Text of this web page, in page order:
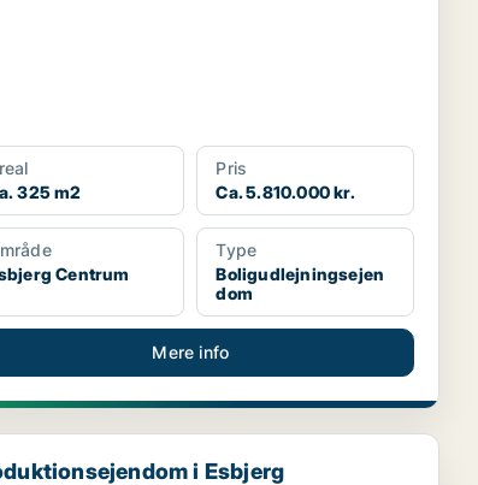
325 m2
Pris
Ca. 5.810.000 kr.
Centrum
Type
Boligudlejningsejen
dom
Mere info
i Esbjerg
i Esbjerg